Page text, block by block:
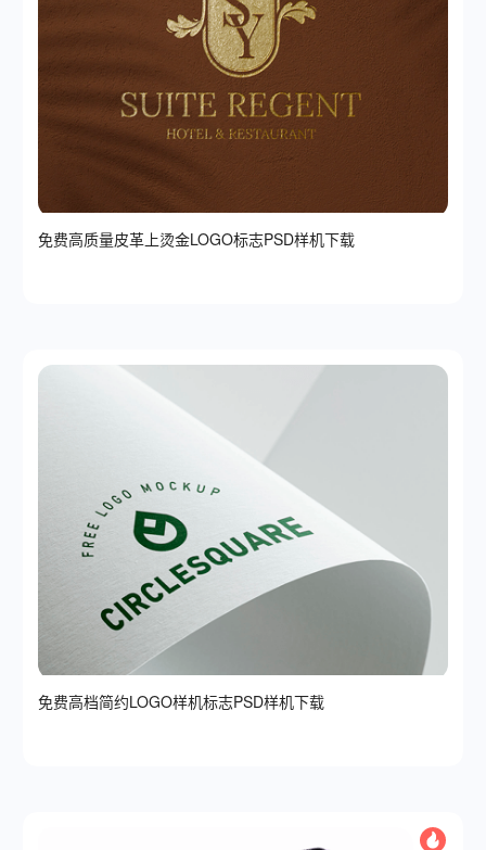
免费高质量皮革上烫金LOGO标志PSD样机下载
免费高档简约LOGO样机标志PSD样机下载